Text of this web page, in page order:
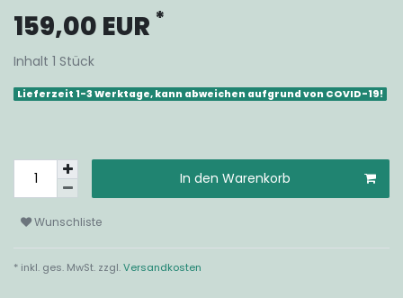
159,00 EUR *
Inhalt 1 Stück
Lieferzeit 1-3 Werktage, kann abweichen aufgrund von COVID-19!
In den Warenkorb
Wunschliste
* inkl. ges. MwSt. zzgl.Versandkosten